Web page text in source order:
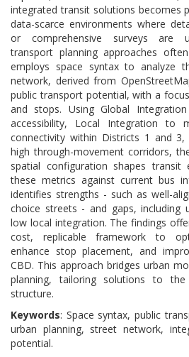
integrated transit solutions becomes
data-scarce environments where
or comprehensive surveys are
transport planning approaches
employs space syntax to analyze
network, derived from
public transport potential, with a
and stops. Using Global
accessibility, Local Integration to
connectivity within Districts 1 and
high through-movement corridors,
spatial configuration shapes transit
these metrics against current bus
identifies strengths - such as well-
choice streets - and gaps, including
low local integration. The findings
cost, replicable framework to
enhance stop placement, and
CBD. This approach bridges urban
planning, tailoring solutions to the
structure.
Keywords: Space syntax, public
urban planning, street network,
potential.